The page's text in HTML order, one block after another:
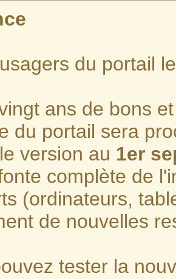
du portail
ans de bons
du portail sera
version au 1er
complète de
(ordinateurs,
de nouvelles
tester la